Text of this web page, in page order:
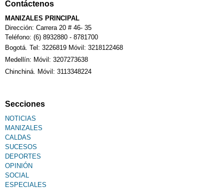
Contáctenos
MANIZALES PRINCIPAL
Dirección: Carrera 20 # 46- 35
Teléfono: (6) 8932880 - 8781700
Bogotá. Tel: 3226819 Móvil: 3218122468
Medellín: Móvil: 3207273638
Chinchiná. Móvil: 3113348224
Secciones
NOTICIAS
MANIZALES
CALDAS
SUCESOS
DEPORTES
OPINIÓN
SOCIAL
ESPECIALES